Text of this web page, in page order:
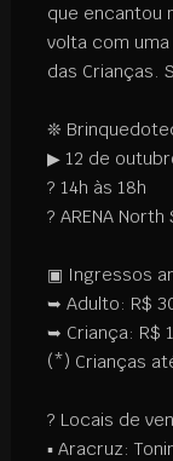
que encantou
volta com
das Crianças.
❊
▶12 de
? 14h às 18h
? ARENA North
▣ Ingressos
➥ Adulto: R$
➥ Criança: R$
(*) Crianças
? Locais de
▪Aracruz: